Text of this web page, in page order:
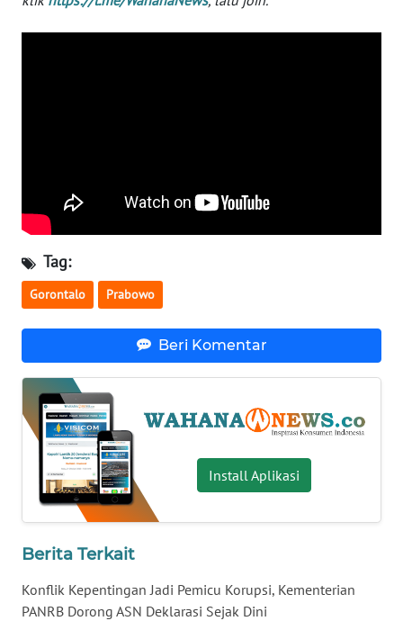
Tag:
Gorontalo Prabowo
Beri Komentar
Install Aplikasi
Berita Terkait
Konflik Kepentingan Jadi Pemicu Korupsi, Kementerian
PANRB Dorong ASN Deklarasi Sejak Dini
JATENG
NUSANTARA
WN
JATIM
WN
WN
KALTENG